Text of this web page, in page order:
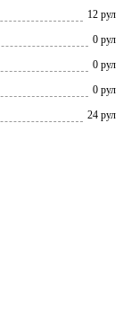
12 рул
0 рул
0 рул
0 рул
24 рул